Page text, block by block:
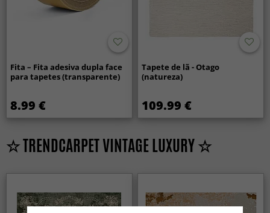
Fita – Fita adesiva dupla face
para tapetes (transparente)
8.99 €
Tapete de lã - Otago
(natureza)
109.99 €
☆ TRENDCARPET VINTAGE LUXURY ☆